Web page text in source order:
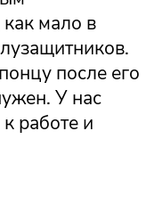
мало в
после его
У нас
работе и